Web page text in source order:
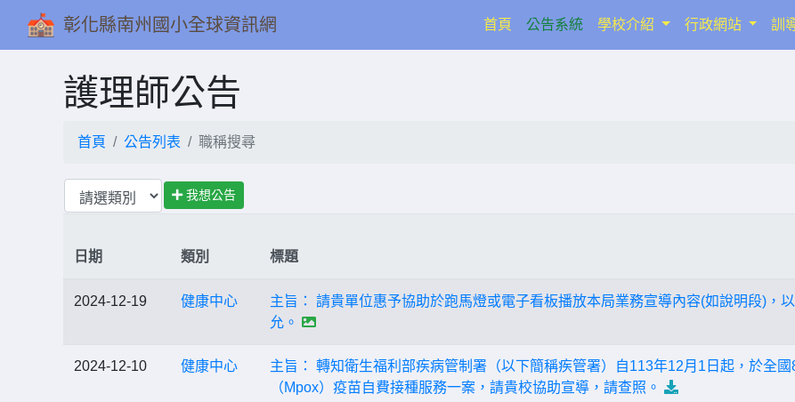
彰化縣南州國小全球資訊網 首頁(current)
公告系統 學校介紹 行政網站 訓
護理師公告
首頁 公告列表 職稱搜尋
我想公告
日期 類別 標題
2024-12-19 健康中心
主旨： 請貴單位惠予協助於跑馬燈或電子看板播放本局業務宣導內容(如說明段)，
允。
2024-12-10 健康中心
主旨： 轉知衛生福利部疾病管制署（以下簡稱疾管署）自113年12月1日起，於全
（Mpox）疫苗自費接種服務一案，請貴校協助宣導，請查照。